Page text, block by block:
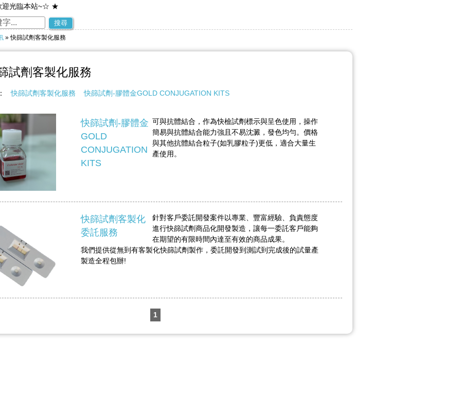
光臨本站~☆ ★
您到留言版給我們加油打氣~☆ ★
搜尋
» 快篩試劑客製化服務
試劑客製化服務
：快篩試劑客製化服務 快篩試劑-膠體金GOLD CONJUGATION KITS
快篩試劑-膠體金
GOLD
CONJUGATION
KITS
可與抗體結合，作為快檢試劑標示與呈色使用，操作
簡易與抗體結合能力強且不易沈澱，發色均勻。價格
與其他抗體結合粒子(如乳膠粒子)更低，適合大量生
產使用。
快篩試劑客製化
委託服務
針對客戶委託開發案件以專業、豐富經驗、負責態度
進行快篩試劑商品化開發製造，讓每一委託客戶能夠
在期望的有限時間內達至有效的商品成果。
我們提供從無到有客製化快篩試劑製作，委託開發到測試到完成後的試量產
製造全程包辦!
1